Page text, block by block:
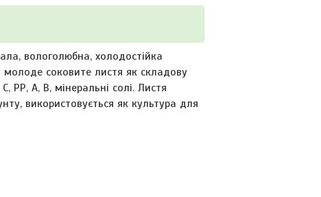
вологолюбна, холодостійка
молоде соковите листя як складову
РР, А, В, мінеральні солі. Листя
використовується як культура для